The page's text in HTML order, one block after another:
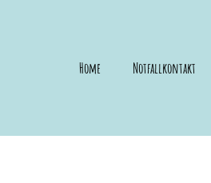
Home Notfallkontakt